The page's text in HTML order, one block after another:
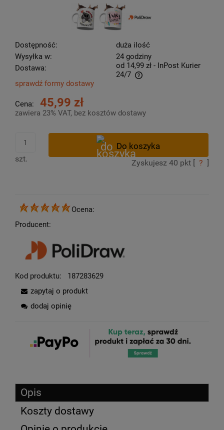
Dostępność:
duża ilość
Wysyłka w:
24 godziny
Dostawa:
od 14,99 zł - InPost Kurier
24/7
Cena nie zawiera ewentualnych kosztów płatności
sprawdź formy dostawy
Cena: 45,99 zł
zawiera 23% VAT, bez kosztów dostawy
szt. Zyskujesz 40 pkt [ ? ]
Ocena:
Producent:
Kod produktu:
187283629
zapytaj o produkt
dodaj opinię
Opis
Koszty dostawy